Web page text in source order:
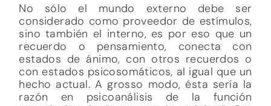
No sólo el mundo externo debe ser
considerado como proveedor de estímulos,
sino también el interno, es por eso que un
recuerdo o pensamiento, conecta con
estados de ánimo, con otros recuerdos o
con estados psicosomáticos, al igual que un
hecho actual. A grosso modo, ésta sería la
razón en psicoanálisis de la función